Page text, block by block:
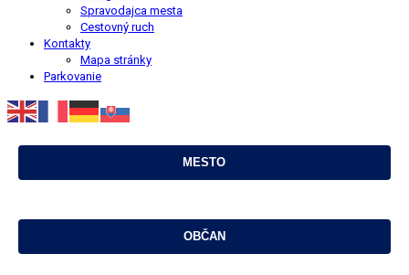
Spravodajca mesta
Cestovný ruch
Kontakty
Mapa stránky
Parkovanie